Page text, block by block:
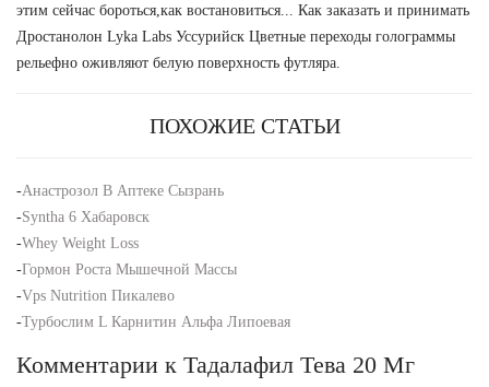
этим сейчас бороться,как востановиться... Как заказать и принимать
Дростанолон Lyka Labs Уссурийск Цветные переходы голограммы
рельефно оживляют белую поверхность футляра.
ПОХОЖИЕ СТАТЬИ
-Анастрозол В Аптеке Сызрань
-Syntha 6 Хабаровск
-Whey Weight Loss
-Гормон Роста Мышечной Массы
-Vps Nutrition Пикалево
-Турбослим L Карнитин Альфа Липоевая
Комментарии к Тадалафил Тева 20 Мг